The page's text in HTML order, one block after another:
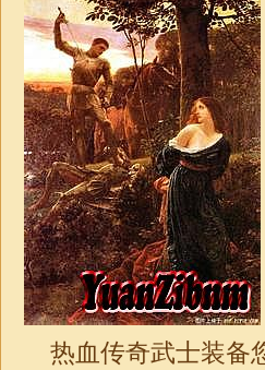
热血传奇武士装备